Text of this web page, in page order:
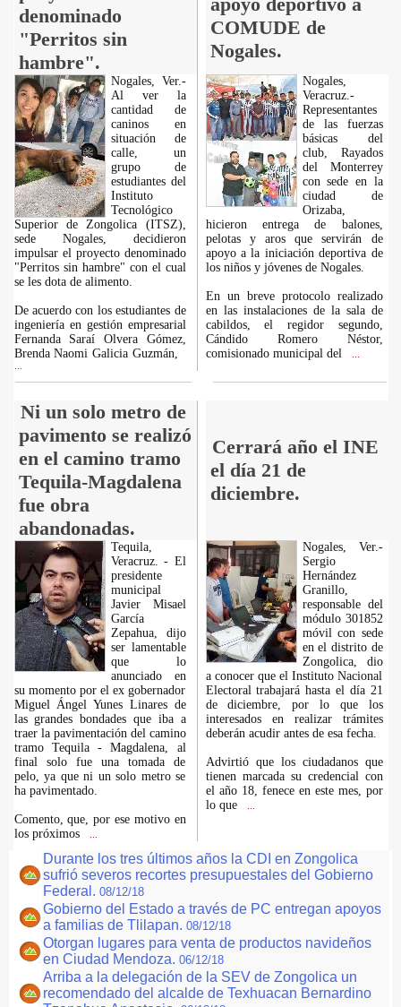
denominado
"Perritos sin
hambre".
COMUDE de
Nogales.
Nogales, Ver.-
Al ver la
cantidad de
caninos en
situación de
calle, un
grupo de
estudiantes del
Instituto
Tecnológico
Superior de Zongolica (ITSZ),
sede Nogales, decidieron
impulsar el proyecto denominado
"Perritos sin hambre" con el cual
se les dota de alimento.
De acuerdo con los estudiantes de
ingeniería en gestión empresarial
Fernanda Saraí Olvera Gómez,
Brenda Naomi Galicia Guzmán,
Nogales,
Veracruz.-
Representantes
de las fuerzas
básicas del
club, Rayados
del Monterrey
con sede en la
ciudad de
Orizaba,
hicieron entrega de balones,
pelotas y aros que servirán de
apoyo a la iniciación deportiva de
los niños y jóvenes de Nogales.
En un breve protocolo realizado
en las instalaciones de la sala de
cabildos, el regidor segundo,
Cándido Romero Néstor,
comisionado municipal del
Ni un solo metro de
pavimento se realizó
en el camino tramo
Tequila-Magdalena
fue obra
abandonadas.
Cerrará año el INE
el día 21 de
diciembre.
Tequila,
Veracruz. - El
presidente
municipal
Javier Misael
García
Zepahua, dijo
ser lamentable
que lo
anunciado en
su momento por el ex gobernador
Miguel Ángel Yunes Linares de
las grandes bondades que iba a
traer la pavimentación del camino
tramo Tequila - Magdalena, al
final solo fue una tomada de
pelo, ya que ni un solo metro se
ha pavimentado.
Comento, que, por ese motivo en
los próximos
Nogales, Ver.-
Sergio
Hernández
Granillo,
responsable del
módulo 301852
móvil con sede
en el distrito de
Zongolica, dio
a conocer que el Instituto Nacional
Electoral trabajará hasta el día 21
de diciembre, por lo que los
interesados en realizar trámites
deberán acudir antes de esa fecha.
Advirtió que los ciudadanos que
tienen marcada su credencial con
el año 18, fenece en este mes, por
lo que
Durante los tres últimos años la CDI en Zongolica
sufrió severos recortes presupuestales del Gobierno
Federal. 08/12/18
Gobierno del Estado a través de PC entregan apoyos
a familias de Tlilapan. 08/12/18
Otorgan lugares para venta de productos navideños
en Ciudad Mendoza. 06/12/18
Arriba a la delegación de la SEV de Zongolica un
recomendado del alcalde de Texhuacan Bernardino